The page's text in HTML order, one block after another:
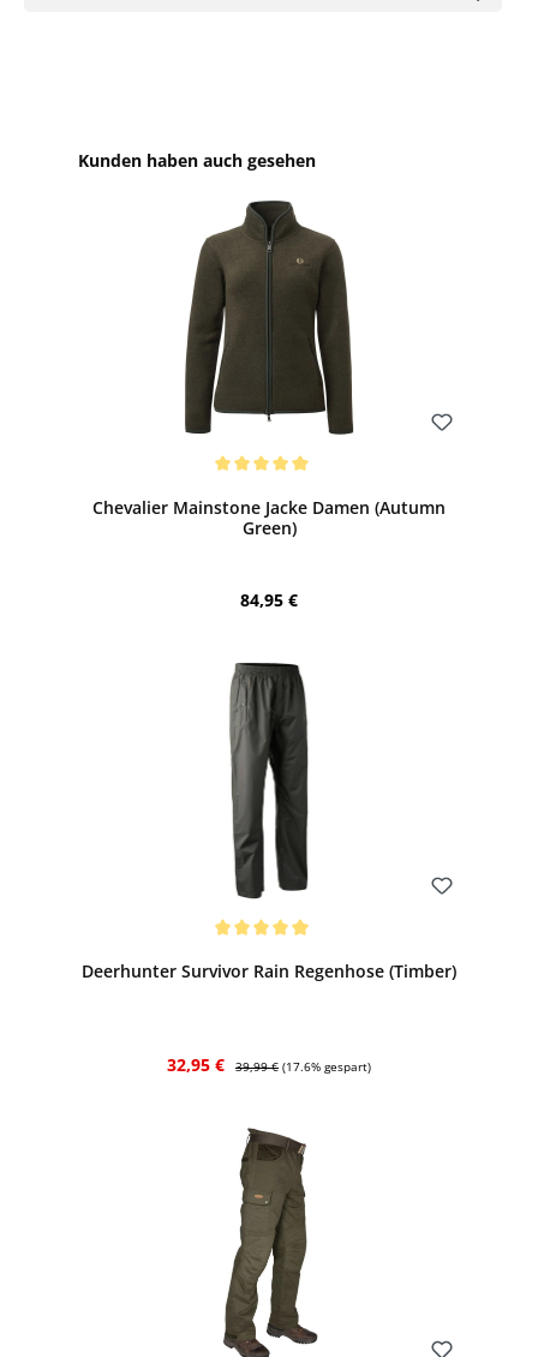
Produktgalerie überspringen
Kunden haben auch gesehen
Chevalier Mainstone Jacke Damen (Autumn
Green)
Regulärer Preis:
84,95 €
Deerhunter Survivor Rain Regenhose (Timber)
Verkaufspreis:
32,95 € 39,99 € (17.6% gespart)